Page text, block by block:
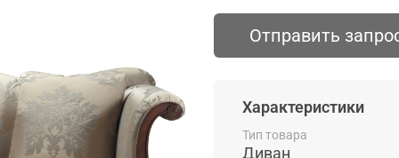
Отправить
Характеристики
Тип товара
Диван